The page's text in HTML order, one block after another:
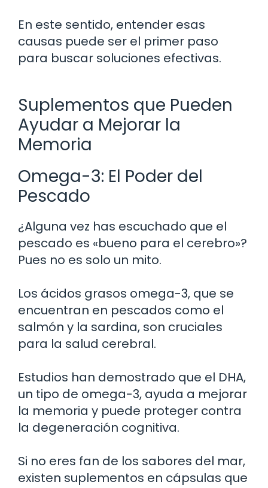
En este sentido, entender esas
causas puede ser el primer paso
para buscar soluciones efectivas.
Suplementos que Pueden
Ayudar a Mejorar la
Memoria
Omega-3: El Poder del
Pescado
¿Alguna vez has escuchado que el
pescado es «bueno para el cerebro»?
Pues no es solo un mito.
Los ácidos grasos omega-3, que se
encuentran en pescados como el
salmón y la sardina, son cruciales
para la salud cerebral.
Estudios han demostrado que el DHA,
un tipo de omega-3, ayuda a mejorar
la memoria y puede proteger contra
la degeneración cognitiva.
Si no eres fan de los sabores del mar,
existen suplementos en cápsulas que